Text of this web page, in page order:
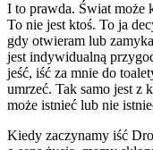
I to prawda. Świat może
To nie jest ktoś. To ja
gdy otwieram lub
jest indywidualną
jeść, iść za mnie do
umrzeć. Tak samo jest z
może istnieć lub nie
Kiedy zaczynamy iść